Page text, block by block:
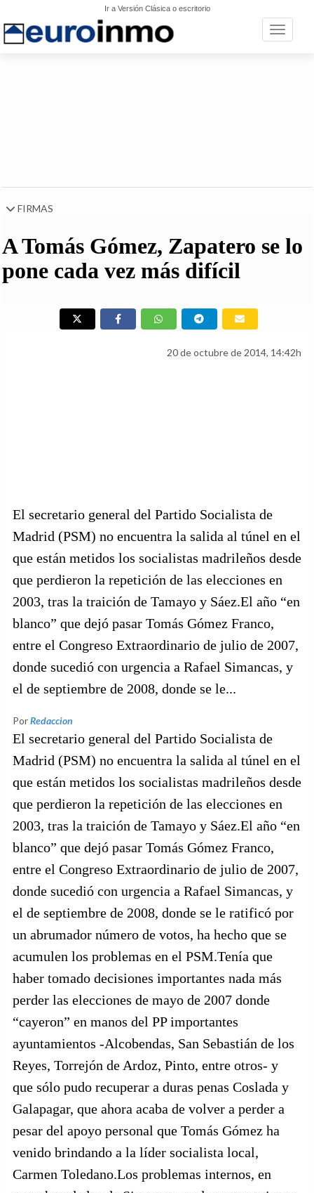
Ir a Versión Clásica o escritorio
Toggle
FIRMAS
A Tomás Gómez, Zapatero se lo
pone cada vez más difícil
20 de octubre de 2014, 14:42h
El secretario general del Partido Socialista de
Madrid (PSM) no encuentra la salida al túnel en el
que están metidos los socialistas madrileños desde
que perdieron la repetición de las elecciones en
2003, tras la traición de Tamayo y Sáez.El año “en
blanco” que dejó pasar Tomás Gómez Franco,
entre el Congreso Extraordinario de julio de 2007,
donde sucedió con urgencia a Rafael Simancas, y
el de septiembre de 2008, donde se le...
PorRedaccion
El secretario general del Partido Socialista de
Madrid (PSM) no encuentra la salida al túnel en el
que están metidos los socialistas madrileños desde
que perdieron la repetición de las elecciones en
2003, tras la traición de Tamayo y Sáez.El año “en
blanco” que dejó pasar Tomás Gómez Franco,
entre el Congreso Extraordinario de julio de 2007,
donde sucedió con urgencia a Rafael Simancas, y
el de septiembre de 2008, donde se le ratificó por
un abrumador número de votos, ha hecho que se
acumulen los problemas en el PSM.Tenía que
haber tomado decisiones importantes nada más
perder las elecciones de mayo de 2007 donde
“cayeron” en manos del PP importantes
ayuntamientos -Alcobendas, San Sebastián de los
Reyes, Torrejón de Ardoz, Pinto, entre otros- y
que sólo pudo recuperar a duras penas Coslada y
Galapagar, que ahora acaba de volver a perder a
pesar del apoyo personal que Tomás Gómez ha
venido brindando a la líder socialista local,
Carmen Toledano.Los problemas internos, en